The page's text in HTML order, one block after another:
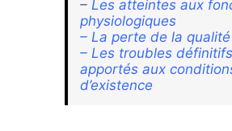
–Les atteintes aux
physiologiques
– La perte de la
– Les troubles définitifs
apportés aux
d’existence